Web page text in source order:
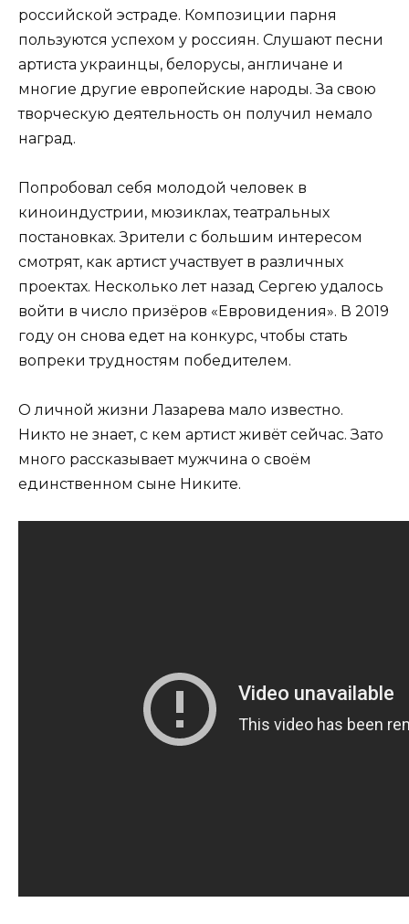
российской эстраде. Композиции парня
пользуются успехом у россиян. Слушают песни
артиста украинцы, белорусы, англичане и
многие другие европейские народы. За свою
творческую деятельность он получил немало
наград.
Попробовал себя молодой человек в
киноиндустрии, мюзиклах, театральных
постановках. Зрители с большим интересом
смотрят, как артист участвует в различных
проектах. Несколько лет назад Сергею удалось
войти в число призёров «Евровидения». В 2019
году он снова едет на конкурс, чтобы стать
вопреки трудностям победителем.
О личной жизни Лазарева мало известно.
Никто не знает, с кем артист живёт сейчас. Зато
много рассказывает мужчина о своём
единственном сыне Никите.